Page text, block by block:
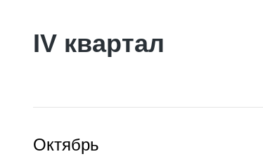
IV квартал
Октябрь